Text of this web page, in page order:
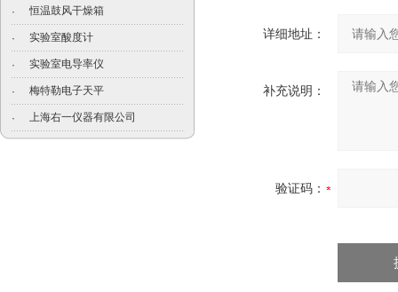
· 恒温鼓风干燥箱
· 实验室酸度计
· 实验室电导率仪
· 梅特勒电子天平
· 上海右一仪器有限公司
详细地址：
补充说明：
验证码：